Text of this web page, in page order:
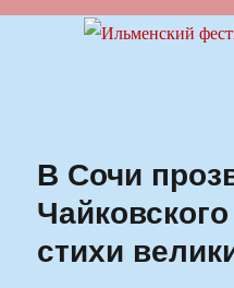
Ильменский
В Сочи
стихи